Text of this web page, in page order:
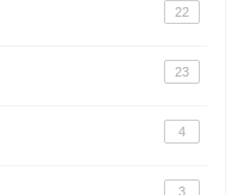
22
23
4
3